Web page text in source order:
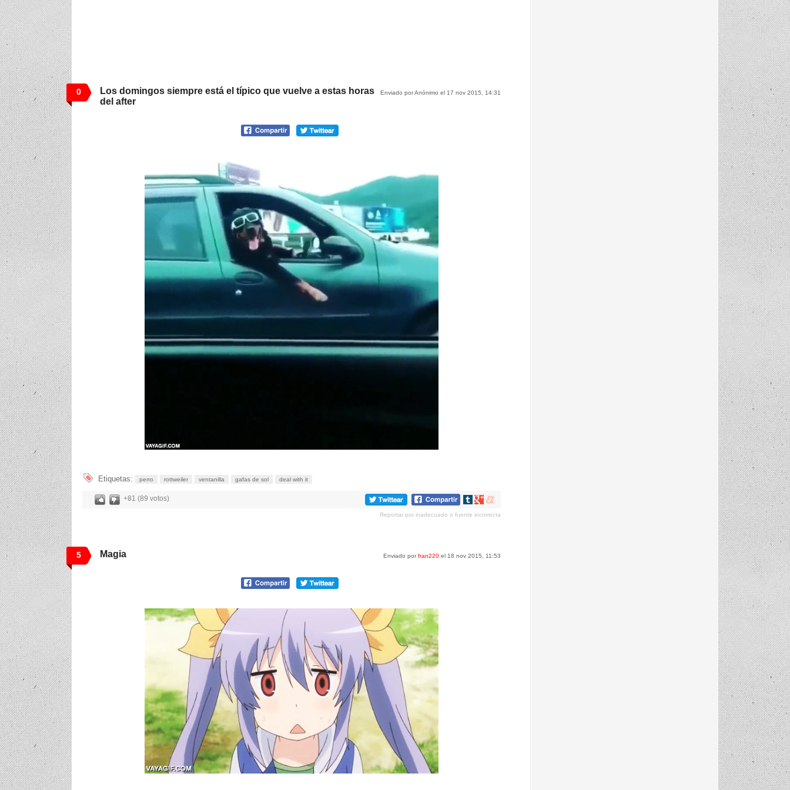
0 Enviado por Anónimo el 17 nov 2015, 14:31
Los domingos siempre está el típico que vuelve a estas horas
del after
Etiquetas: perro rottweiler ventanilla gafas de sol deal with it
+81 (89 votos)
Compartir
tumblr
Compartir
Google+
Compartir
meneame
Reportar por inadecuado o fuente incorrecta
5 Enviado porfran220 el 18 nov 2015, 11:53
Magia